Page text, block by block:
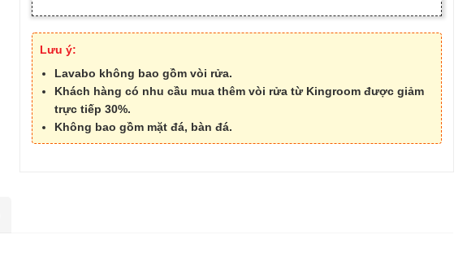
Lưu ý:
Lavabo không bao gồm vòi rửa.
Khách hàng có nhu cầu mua thêm vòi rửa từ Kingroom được giảm
trực tiếp 30%.
Không bao gồm mặt đá, bàn đá.